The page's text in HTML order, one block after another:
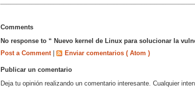
Comments
No response to “ Nuevo kernel de Linux para solucionar la
Post a Comment
Enviar comentarios ( Atom )
Publicar un comentario
Deja tu opinión realizando un comentario interesante. Cualquier